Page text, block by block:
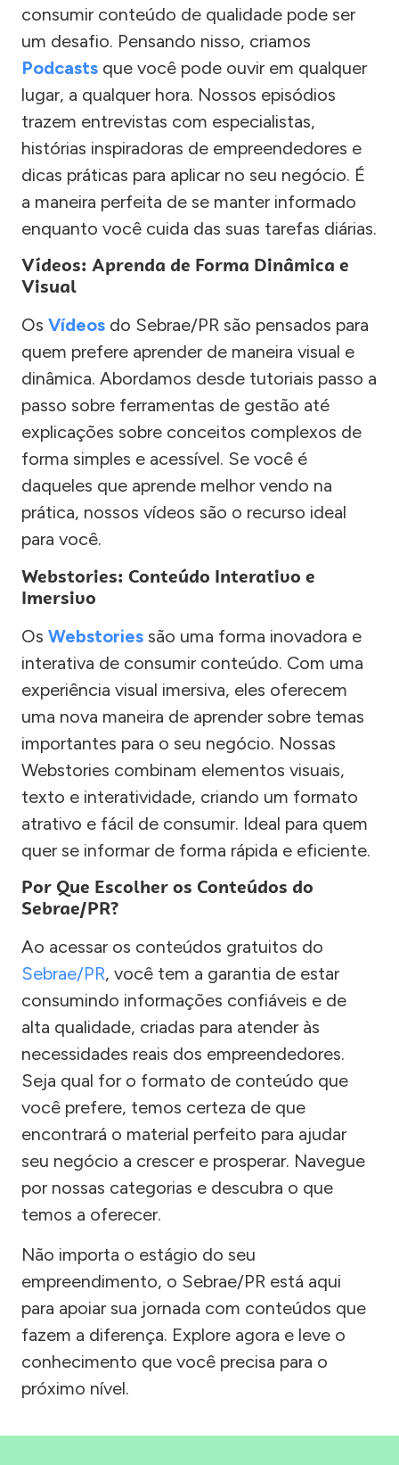
consumir conteúdo de qualidade pode ser
um desafio. Pensando nisso, criamos
Podcasts que você pode ouvir em qualquer
lugar, a qualquer hora. Nossos episódios
trazem entrevistas com especialistas,
histórias inspiradoras de empreendedores e
dicas práticas para aplicar no seu negócio. É
a maneira perfeita de se manter informado
enquanto você cuida das suas tarefas diárias.
Vídeos: Aprenda de Forma Dinâmica e
Visual
Os Vídeos do Sebrae/PR são pensados para
quem prefere aprender de maneira visual e
dinâmica. Abordamos desde tutoriais passo a
passo sobre ferramentas de gestão até
explicações sobre conceitos complexos de
forma simples e acessível. Se você é
daqueles que aprende melhor vendo na
prática, nossos vídeos são o recurso ideal
para você.
Webstories: Conteúdo Interativo e
Imersivo
Os Webstories são uma forma inovadora e
interativa de consumir conteúdo. Com uma
experiência visual imersiva, eles oferecem
uma nova maneira de aprender sobre temas
importantes para o seu negócio. Nossas
Webstories combinam elementos visuais,
texto e interatividade, criando um formato
atrativo e fácil de consumir. Ideal para quem
quer se informar de forma rápida e eficiente.
Por Que Escolher os Conteúdos do
Sebrae/PR?
Ao acessar os conteúdos gratuitos do
Sebrae/PR, você tem a garantia de estar
consumindo informações confiáveis e de
alta qualidade, criadas para atender às
necessidades reais dos empreendedores.
Seja qual for o formato de conteúdo que
você prefere, temos certeza de que
encontrará o material perfeito para ajudar
seu negócio a crescer e prosperar. Navegue
por nossas categorias e descubra o que
temos a oferecer.
Não importa o estágio do seu
empreendimento, o Sebrae/PR está aqui
para apoiar sua jornada com conteúdos que
fazem a diferença. Explore agora e leve o
conhecimento que você precisa para o
próximo nível.